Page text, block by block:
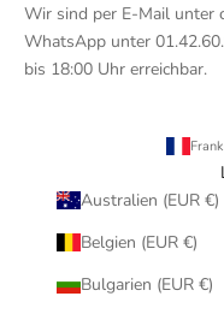
Wir sind per E-Mail unter
WhatsApp unter
bis 18:00 Uhr erreichbar.
Australien (EUR €)
Belgien (EUR €)
Bulgarien (EUR €)